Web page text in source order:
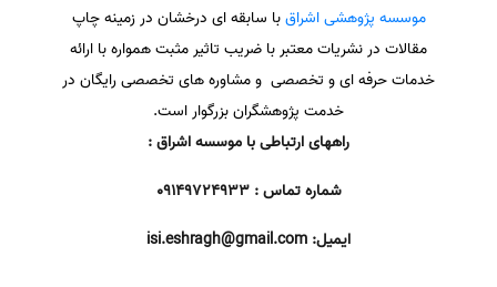
موسسه پژوهشی اشراقبا سابقه ای درخشان در زمینه چاپ
مقالات در نشریات معتبر با ضریب تاثیر مثبت همواره با ارائه
خدمات حرفه ای و تخصصی و مشاوره های تخصصی رایگان در
خدمت پژوهشگران بزرگوار است.
راههای ارتباطی با موسسه اشراق :
شماره تماس : 09149724933
ایمیل: isi.eshragh@gmail.com